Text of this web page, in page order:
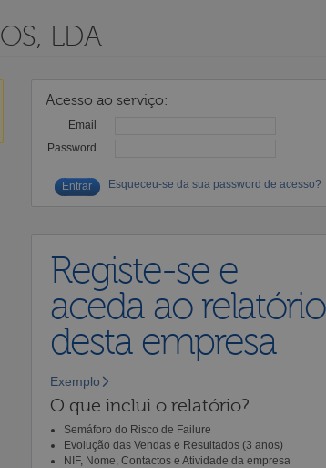
LDA
Acesso ao serviço:
Email
Password
Esqueceu-se da sua password de acesso?
Registe-se e
aceda ao relatório
desta empresa
Exemplo
O que inclui o relatório?
Semáforo do Risco de Failure
Evolução das Vendas e Resultados (3 anos)
NIF, Nome, Contactos e Atividade da empresa